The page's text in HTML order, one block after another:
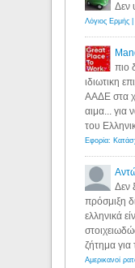
Δεν
πιο
ιδιωτικη
ΑΑΔΕ στα
αιμα... για
του
Δεν
πρόσμιξη
ελληνικά
ζήτημα για